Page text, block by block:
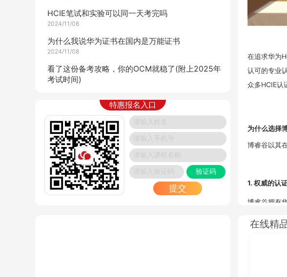
HCIE笔试和实验可以同一天考完吗
2024/11/08
为什么我说华为证书在国内是万能证书
2024/11/08
看了这份备考攻略，你的OCM就稳了(附上2025年
考试时间)
打工人低成本学习openEuler，真的很香
2024/11/07
逆袭记：专科生在数据库领域的成长
2024/11/07
为什么建议运维工程师考个RHCE认证？
2024/11/07
华为认证HCIE-openEuler培训班需要多少钱？
特惠报名入口
验证码
提交
在追求华为
认可的专业
众多HCIE认
为什么选择
博睿谷以其
1. 权威的认
博睿谷拥有
在线精